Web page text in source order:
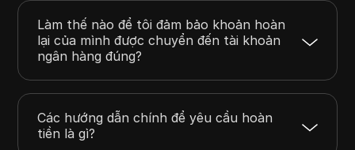
Làm thế nào để tôi đảm bảo khoản hoàn
lại của mình được chuyển đến tài khoản
ngân hàng đúng?
Các hướng dẫn chính để yêu cầu hoàn
tiền là gì?